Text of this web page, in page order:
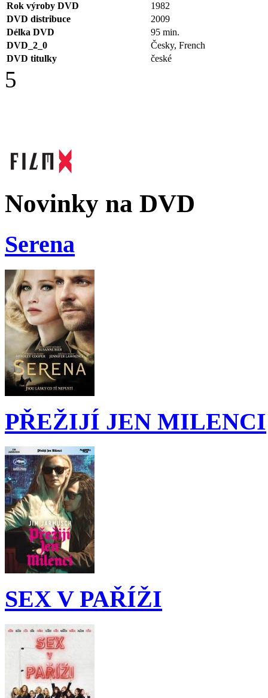
Rok výroby DVD
1982
DVD distribuce
2009
Délka DVD
95 min.
DVD_2_0
Česky, French
DVD titulky
české
5
Novinky na DVD
Serena
PŘEŽIJÍ JEN MILENCI
SEX V PAŘÍŽI